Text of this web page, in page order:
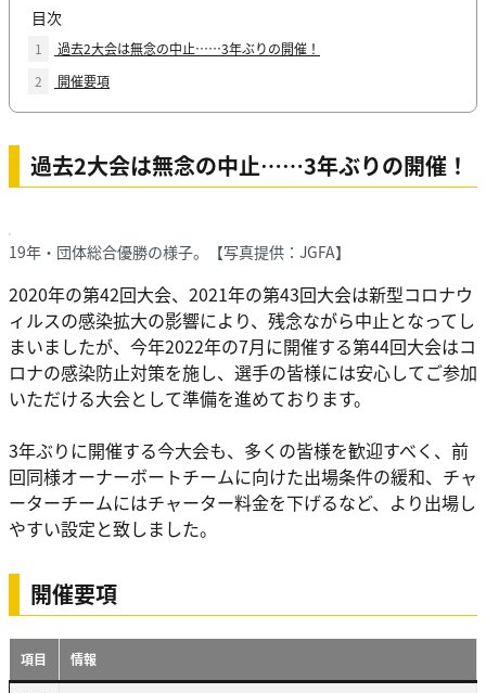
目次
1
過去2大会は無念の中止……3年ぶりの開催！
2
開催要項
過去2大会は無念の中止……3年ぶりの開催！
19年・団体総合優勝の様子。【写真提供：JGFA】
2020年の第42回大会、2021年の第43回大会は新型コロナウ
ィルスの感染拡大の影響により、残念ながら中止となってし
まいましたが、今年2022年の7月に開催する第44回大会はコ
ロナの感染防止対策を施し、選手の皆様には安心してご参加
いただける大会として準備を進めております。
3年ぶりに開催する今大会も、多くの皆様を歓迎すべく、前
回同様オーナーボートチームに向けた出場条件の緩和、チャ
ーターチームにはチャーター料金を下げるなど、より出場し
やすい設定と致しました。
開催要項
項目 情報